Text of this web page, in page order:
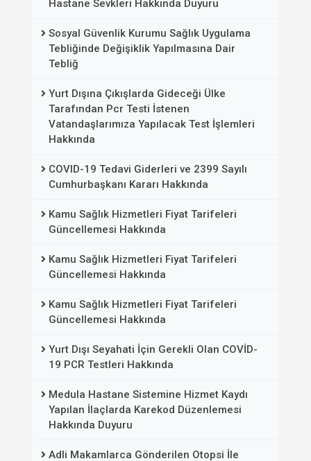
Hastane Sevkleri Hakkında Duyuru
Sosyal Güvenlik Kurumu Sağlık Uygulama
Tebliğinde Değişiklik Yapılmasına Dair
Tebliğ
Yurt Dışına Çıkışlarda Gideceği Ülke
Tarafından Pcr Testi İstenen
Vatandaşlarımıza Yapılacak Test İşlemleri
Hakkında
COVID-19 Tedavi Giderleri ve 2399 Sayılı
Cumhurbaşkanı Kararı Hakkında
Kamu Sağlık Hizmetleri Fiyat Tarifeleri
Güncellemesi Hakkında
Kamu Sağlık Hizmetleri Fiyat Tarifeleri
Güncellemesi Hakkında
Kamu Sağlık Hizmetleri Fiyat Tarifeleri
Güncellemesi Hakkında
Yurt Dışı Seyahati İçin Gerekli Olan COVİD-
19 PCR Testleri Hakkında
Medula Hastane Sistemine Hizmet Kaydı
Yapılan İlaçlarda Karekod Düzenlemesi
Hakkında Duyuru
Adli Makamlarca Gönderilen Otopsi İle